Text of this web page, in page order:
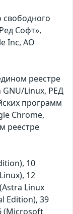
Софт»,
Inc, АО
реестре
Linux, РЕД
программ
Chrome,
реестре
10
12
Linux
Edition), 39
(Microsoft